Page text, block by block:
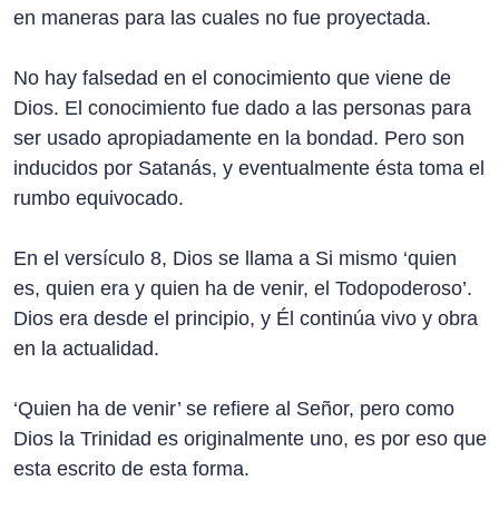
en maneras para las cuales no fue proyectada.
No hay falsedad en el conocimiento que viene de
Dios. El conocimiento fue dado a las personas para
ser usado apropiadamente en la bondad. Pero son
inducidos por Satanás, y eventualmente ésta toma el
rumbo equivocado.
En el versículo 8, Dios se llama a Si mismo ‘quien
es, quien era y quien ha de venir, el Todopoderoso’.
Dios era desde el principio, y Él continúa vivo y obra
en la actualidad.
‘Quien ha de venir’ se refiere al Señor, pero como
Dios la Trinidad es originalmente uno, es por eso que
esta escrito de esta forma.